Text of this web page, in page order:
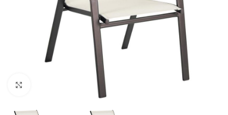
Κάντε κλικ για μεγέθυνση